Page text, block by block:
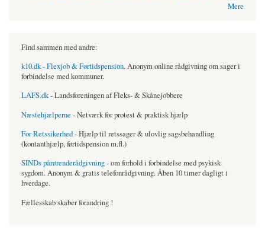
Mere
Find sammen med andre:
k10.dk - Flexjob & Førtidspension. Anonym online rådgivning om sager i
forbindelse med kommuner.
LAFS.dk- Landsforeningen af Fleks- & Skånejobbere
Næstehjælperne - Netværk for protest & praktisk hjælp
For Retssikerhed- Hjælp til retssager & ulovlig sagsbehandling
(kontanthjælp, førtidspension m.fl.)
SINDs pårørenderådgivning- om forhold i forbindelse med psykisk
sygdom. Anonym & gratis telefonrådgivning. Åben 10 timer dagligt i
hverdage.
Fællesskab skaber forandring !